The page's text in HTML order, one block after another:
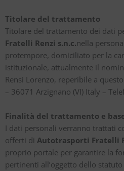
Titolare del trattamento
Titolare del trattamento dei dati
Fratelli Renzi s.n.c.nella
protempore, domiciliato per la
istituzionale, attualmente il
Rensi Lorenzo, reperibile a
– 36071 Arzignano (VI) Italy –
Finalità del trattamento e
I dati personali verranno trattati
offerti di Autotrasporti Fratelli
proprio portale per garantire la
pertinenti all’oggetto dello